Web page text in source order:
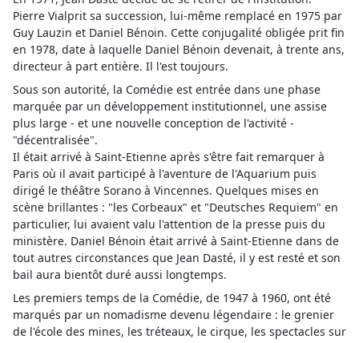
Pierre Vialprit sa succession, lui-même remplacé en 1975 par
Guy Lauzin et Daniel Bénoin. Cette conjugalité obligée prit fin
en 1978, date à laquelle Daniel Bénoin devenait, à trente ans,
directeur à part entière. Il l'est toujours.
Sous son autorité, la Comédie est entrée dans une phase
marquée par un développement institutionnel, une assise
plus large - et une nouvelle conception de l'activité -
"décentralisée".
Il était arrivé à Saint-Etienne après s'être fait remarquer à
Paris où il avait participé à l'aventure de l'Aquarium puis
dirigé le théâtre Sorano à Vincennes. Quelques mises en
scène brillantes : "les Corbeaux" et "Deutsches Requiem" en
particulier, lui avaient valu l'attention de la presse puis du
ministère. Daniel Bénoin était arrivé à Saint-Etienne dans de
tout autres circonstances que Jean Dasté, il y est resté et son
bail aura bientôt duré aussi longtemps.
Les premiers temps de la Comédie, de 1947 à 1960, ont été
marqués par un nomadisme devenu légendaire : le grenier
de l'école des mines, les tréteaux, le cirque, les spectacles sur